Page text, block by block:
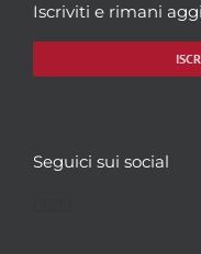
Iscriviti e rimani
Seguici sui social